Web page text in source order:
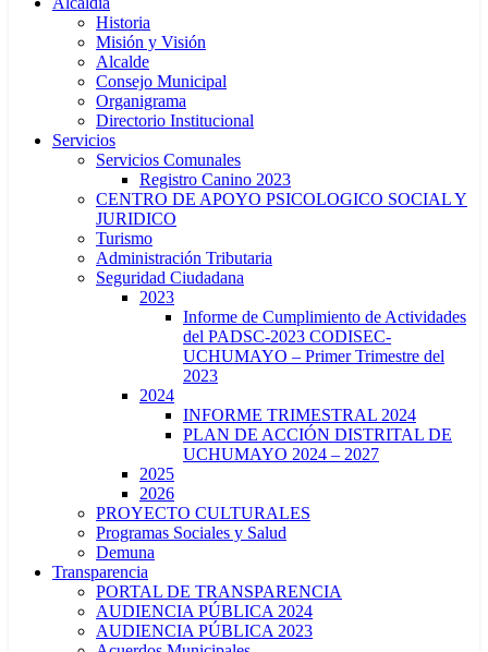
Historia
Misión y Visión
Alcalde
Consejo Municipal
Organigrama
Directorio Institucional
Servicios
Servicios Comunales
Registro Canino 2023
CENTRO DE APOYO PSICOLOGICO SOCIAL Y
JURIDICO
Turismo
Administración Tributaria
Seguridad Ciudadana
2023
Informe de Cumplimiento de Actividades
del PADSC-2023 CODISEC-
UCHUMAYO – Primer Trimestre del
2023
2024
INFORME TRIMESTRAL 2024
PLAN DE ACCIÓN DISTRITAL DE
UCHUMAYO 2024 – 2027
2025
2026
PROYECTO CULTURALES
Programas Sociales y Salud
Demuna
Transparencia
PORTAL DE TRANSPARENCIA
AUDIENCIA PÚBLICA 2024
AUDIENCIA PÚBLICA 2023